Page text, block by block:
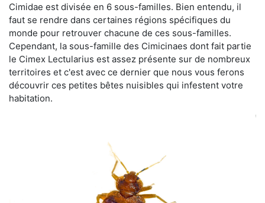
Cimidae est divisée en 6 sous-familles. Bien entendu, il
faut se rendre dans certaines régions spécifiques du
monde pour retrouver chacune de ces sous-familles.
Cependant, la sous-famille des Cimicinaes dont fait partie
le Cimex Lectularius est assez présente sur de nombreux
territoires et c'est avec ce dernier que nous vous ferons
découvrir ces petites bêtes nuisibles qui infestent votre
habitation.